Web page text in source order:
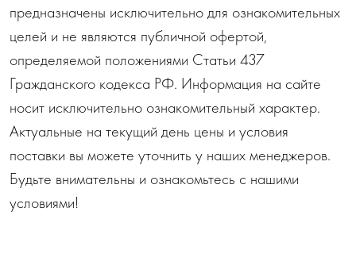
предназначены исключительно для ознакомительных
целей и не являются публичной офертой,
определяемой положениями Статьи 437
Гражданского кодекса РФ. Информация на сайте
носит исключительно ознакомительный характер.
Актуальные на текущий день цены и условия
поставки вы можете уточнить у наших менеджеров.
Будьте внимательны и ознакомьтесь с нашими
условиями!